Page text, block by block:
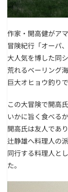
作家・開高健がア
冒険紀行「オーパ
大人気を博した同
荒れるベーリング
巨大オヒョウ釣りで
この大冒険で開高
いかに旨く食べる
開高氏は友人であ
辻静雄へ料理人の
同行する料理人と
た。